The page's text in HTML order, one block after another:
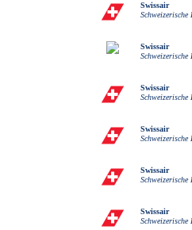
Swissair
Schweizerische
Swissair
Schweizerische
Swissair
Schweizerische
Swissair
Schweizerische
Swissair
Schweizerische
Swissair
Schweizerische